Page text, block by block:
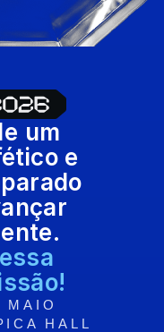
um
e
MAIO
HALL